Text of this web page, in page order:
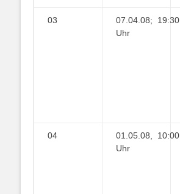
03
07.04.08; 19:30
Uhr
04
01.05.08, 10:00
Uhr